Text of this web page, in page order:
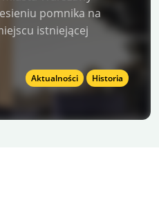
pomnika na
istniejącej
Aktualności Historia